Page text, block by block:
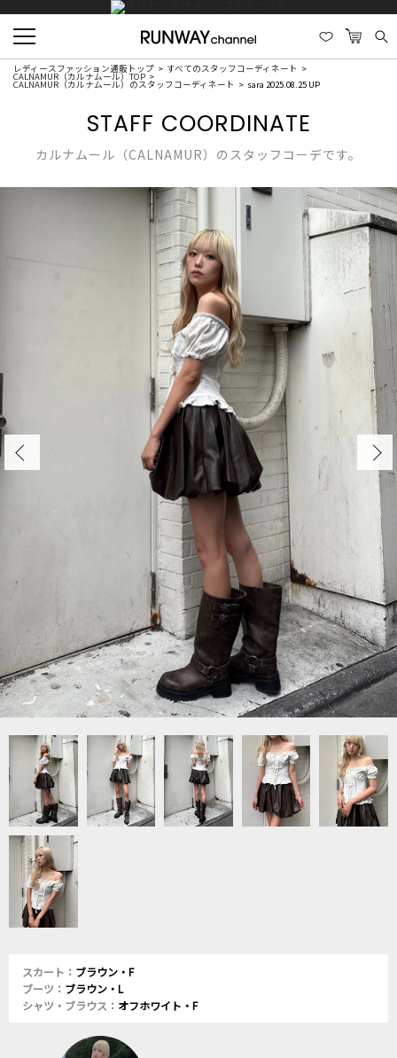
レディースファッション通販トップ すべてのスタッフコーディネート
CALNAMUR（カルナムール）TOP
CALNAMUR（カルナムール）のスタッフコーディネート sara 2025.08.25 UP
STAFF COORDINATE
カルナムール（CALNAMUR）のスタッフコーデです。
スカート： ブラウン・F
ブーツ： ブラウン・L
シャツ・ブラウス： オフホワイト・F